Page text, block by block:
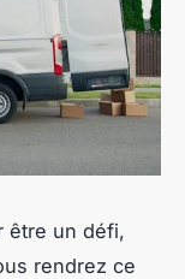
être un défi,
rendrez ce